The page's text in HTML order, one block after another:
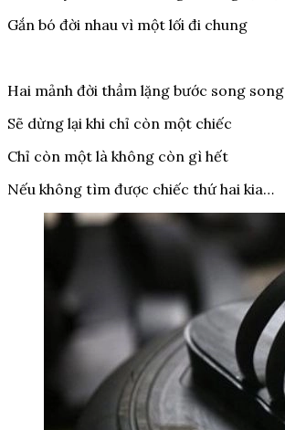
Gắn bó đời nhau vì một lối đi chung
Hai mảnh đời thầm lặng bước song song
Sẽ dừng lại khi chỉ còn một chiếc
Chỉ còn một là không còn gì hết
Nếu không tìm được chiếc thứ hai kia…